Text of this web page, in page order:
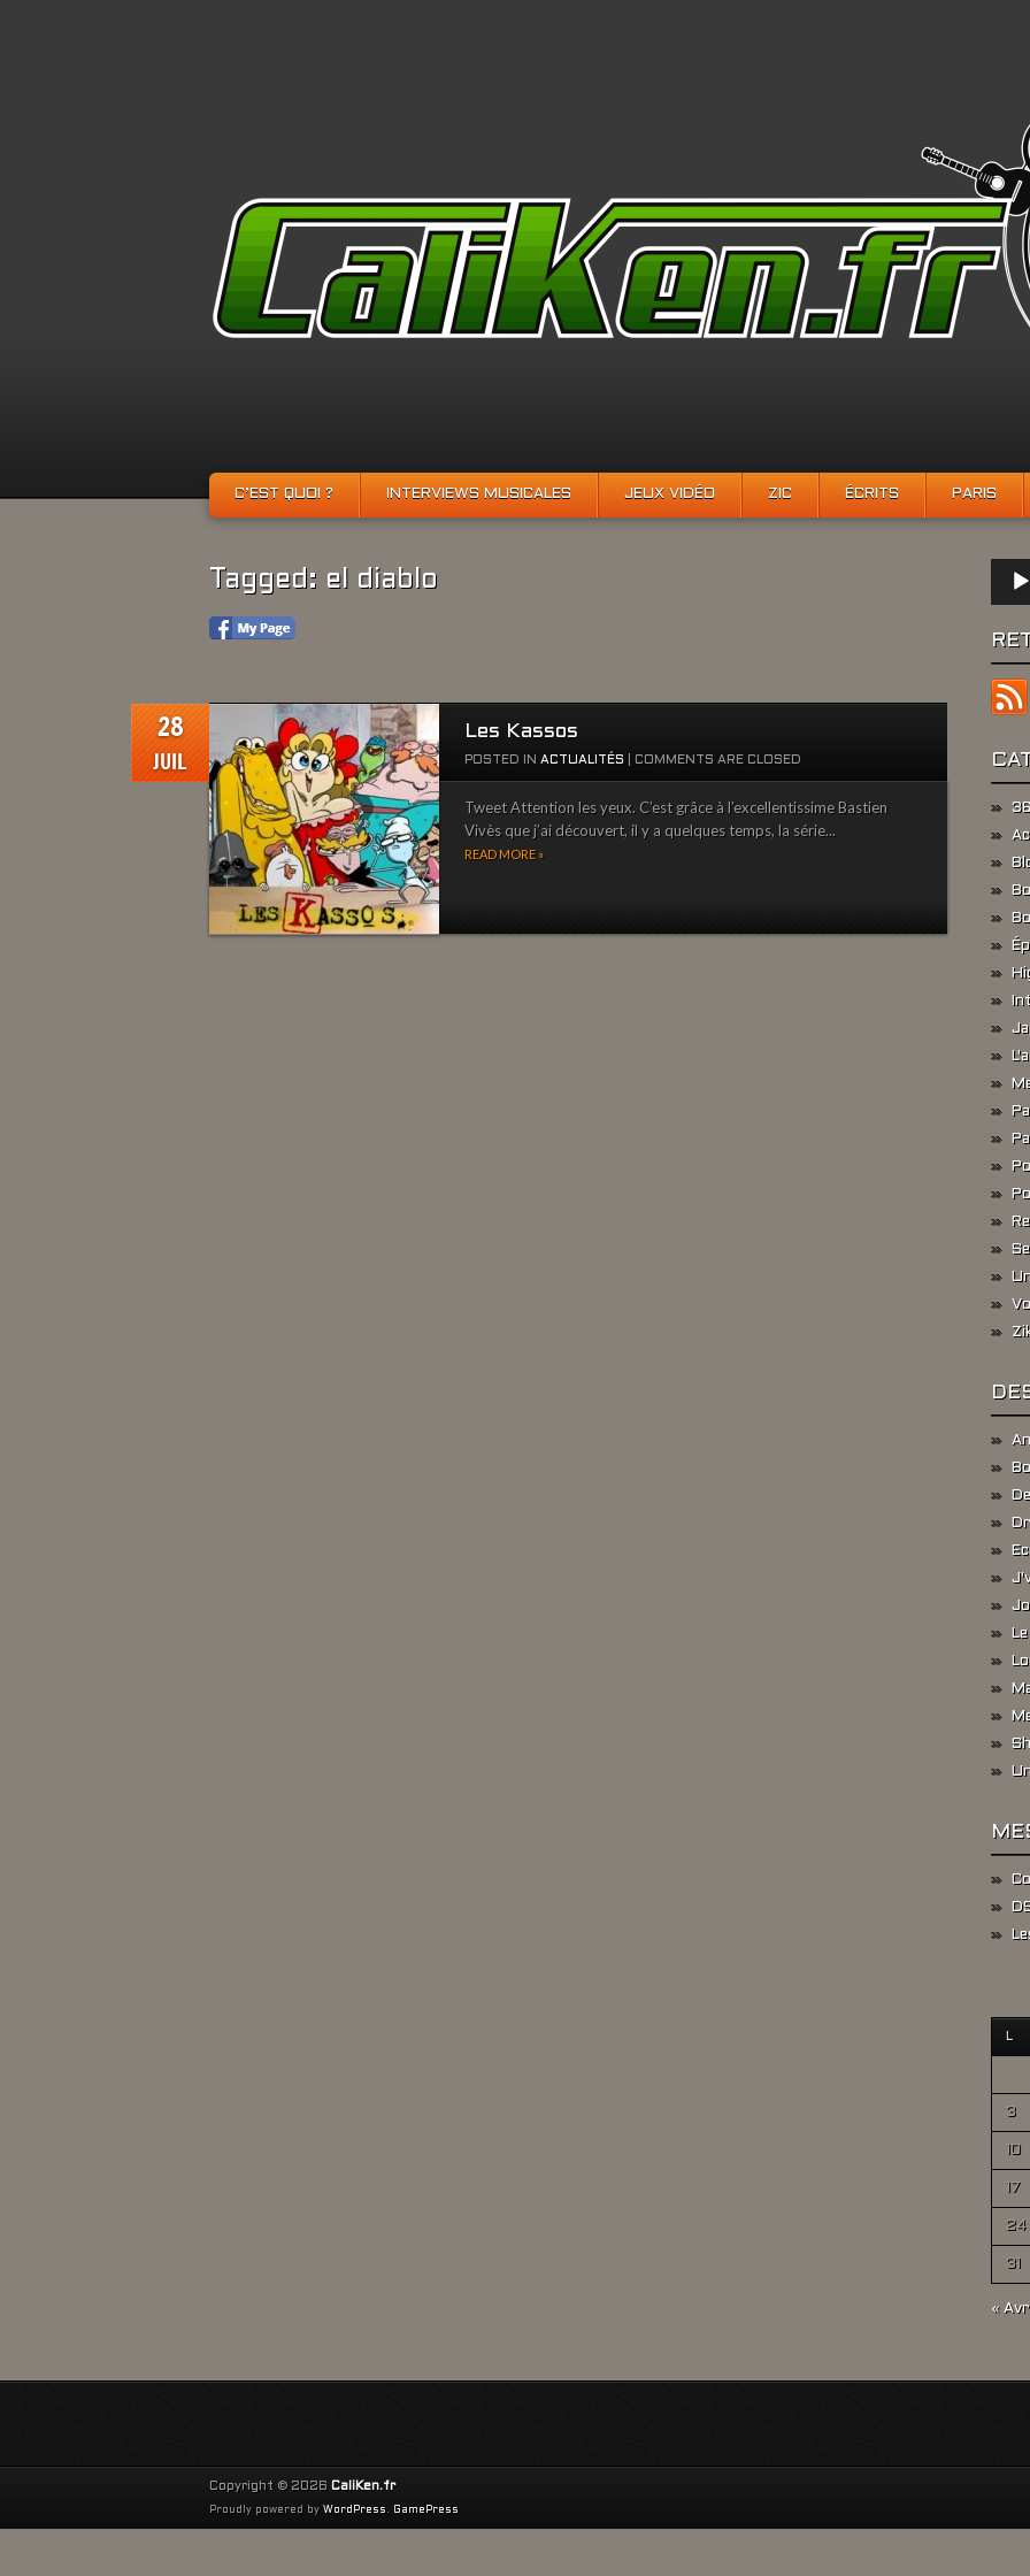
C’EST QUOI ? INTERVIEWS MUSICALES JEUX VIDÉO ZIC ÉCRITS PARIS
Tagged: el diablo
28
JUIL
Les Kassos
POSTED IN ACTUALITÉS COMMENTS ARE CLOSED
Tweet Attention les yeux. C’est grâce à l’excellentissime Bastien
Vivès que j’ai découvert, il y a quelques temps, la série...
READ MORE »
audio
L
3
10
17
24
31
« Avr
Copyright © 2026 CaliKen.fr
Proudly powered by WordPress . GamePress